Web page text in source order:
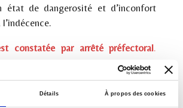
Détails À propos des cookies
état de dangerosité et d’inconfort
constatée par arrêté préfectoral.
entraîne automatiquement la
loyer et détermine les obligations et
du locataire.